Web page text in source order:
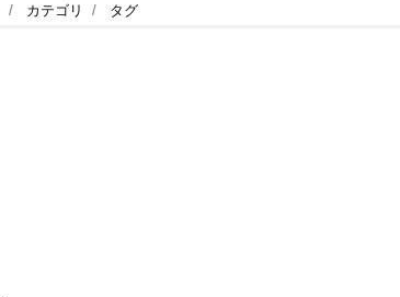
カテゴリ タグ